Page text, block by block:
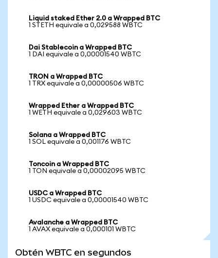
Liquid staked Ether 2.0 a Wrapped BTC
1 STETH equivale a 0,029588 WBTC
Dai Stablecoin a Wrapped BTC
1 DAI equivale a 0,00001540 WBTC
TRON a Wrapped BTC
1 TRX equivale a 0,00000506 WBTC
Wrapped Ether a Wrapped BTC
1 WETH equivale a 0,029603 WBTC
Solana a Wrapped BTC
1 SOL equivale a 0,001176 WBTC
Toncoin a Wrapped BTC
1 TON equivale a 0,00002095 WBTC
USDC a Wrapped BTC
1 USDC equivale a 0,00001540 WBTC
Avalanche a Wrapped BTC
1 AVAX equivale a 0,000101 WBTC
Obtén WBTC en segundos